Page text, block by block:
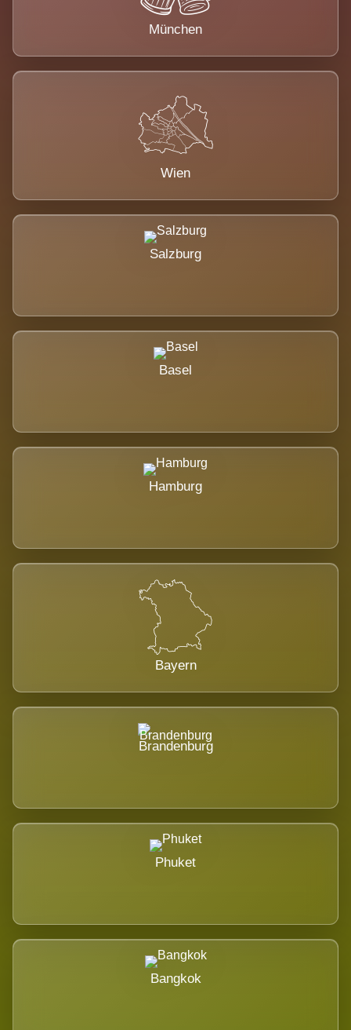
München
Wien
Salzburg
Basel
Hamburg
Bayern
Brandenburg
Phuket
Bangkok